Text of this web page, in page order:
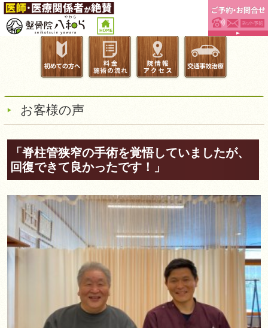
お客様の声
「脊柱管狭窄の手術を覚悟していましたが、
回復できて良かったです！」